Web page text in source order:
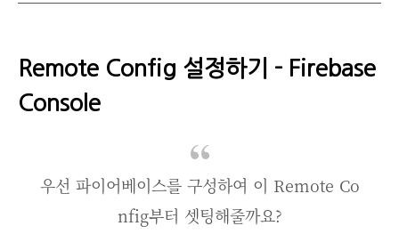
Remote Config 설정하기 - Firebase
Console
우선 파이어베이스를 구성하여 이 Remote Co
nfig부터 셋팅해줄까요?